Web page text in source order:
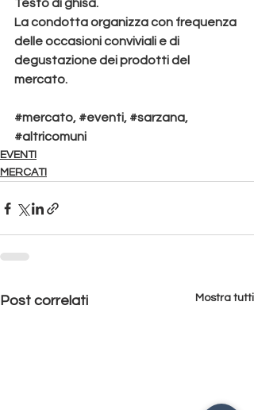
Testo di ghisa.
La condotta organizza con frequenza
delle occasioni conviviali e di
degustazione dei prodotti del
mercato.
#mercato, #eventi, #sarzana,
#altricomuni
EVENTI
MERCATI
Post correlati Mostra tutti